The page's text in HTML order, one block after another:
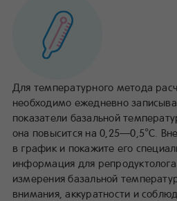
Для температурного метода
необходимо ежедневно
показатели базальной
она повысится на 0,25—0,5°С.
в график и покажите его
информация для
измерения базальной
внимания, аккуратности и